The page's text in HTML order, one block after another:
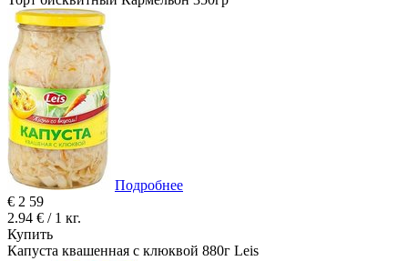
Подробнее
€ 2 59
2.94 € / 1 кг.
Купить
Капуста квашенная с клюквой 880г Leis